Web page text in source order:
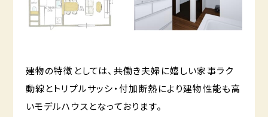
建物の特徴としては、共働き夫婦に嬉しい家事ラク
動線とトリプルサッシ・付加断熱により建物性能も高
いモデルハウスとなっております。